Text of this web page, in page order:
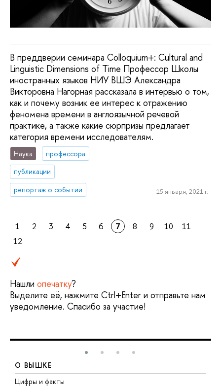
В преддверии семинара Colloquium+: Cultural and
Linguistic Dimensions of Time Профессор Школы
иностранных языков НИУ ВШЭ Александра
Викторовна Нагорная рассказала в интервью о том,
как и почему возник ее интерес к отражению
феномена времени в англоязычной речевой
практике, а также какие сюрпризы предлагает
категория времени исследователям.
Наука
профессора
публикации
репортаж о событии
15 января, 2021 г.
1 2 3 4 5 6 7 8 9 10
11
12
Нашли опечатку?
Выделите её, нажмите Ctrl+Enter и отправьте нам
уведомление. Спасибо за участие!
О ВЫШКЕ
Цифры и факты